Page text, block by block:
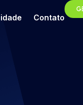
Contato